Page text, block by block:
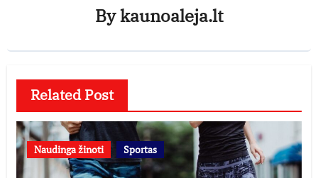
Bykaunoaleja.lt
Related Post
Naudinga žinoti Sportas